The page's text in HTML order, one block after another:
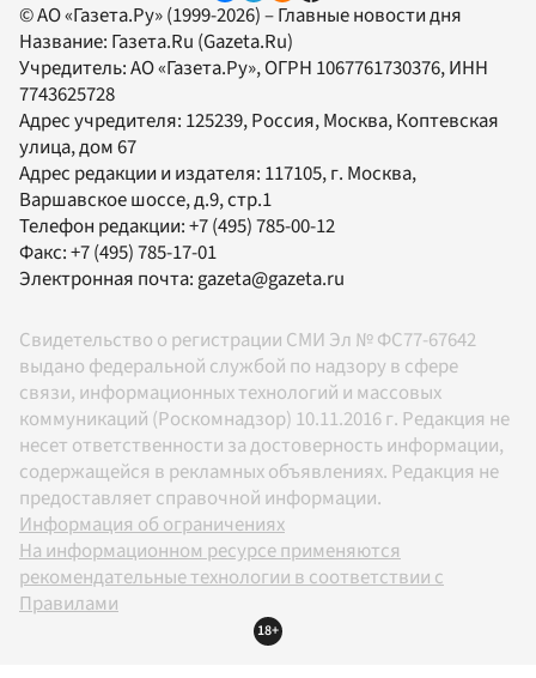
© АО «Газета.Ру» (1999-2026) – Главные новости дня
Название: Газета.Ru (Gazeta.Ru)
Учредитель:АО «Газета.Ру», ОГРН 1067761730376, ИНН
7743625728
Адрес учредителя: 125239, Россия, Москва, Коптевская
улица, дом 67
Адрес редакции и издателя: 117105, г. Москва,
Варшавское шоссе, д.9, стр.1
Телефон редакции:+7 (495) 785-00-12
Факс:+7 (495) 785-17-01
Электронная почта:gazeta@gazeta.ru
Свидетельство о регистрации СМИ Эл № ФС77-67642
выдано федеральной службой по надзору в сфере
связи, информационных технологий и массовых
коммуникаций (Роскомнадзор) 10.11.2016 г. Редакция не
несет ответственности за достоверность информации,
содержащейся в рекламных объявлениях. Редакция не
предоставляет справочной информации.
Информация об ограничениях
На информационном ресурсе применяются
рекомендательные технологии в соответствии с
Правилами
18+